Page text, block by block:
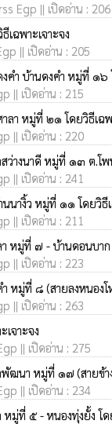
Egp || เปิดอ่าน : 206
เฉพาะเจาะจง
|| เปิดอ่าน : 205
คำ บ้านดงคำ หมู่ที่ ๑๖
|| เปิดอ่าน : 215
ลา หมู่ที่ ๒๑ โดยวิธีเฉพ
|| เปิดอ่าน : 220
ว่างนาดี หมู่ที่ ๑๓ ต.โ
|| เปิดอ่าน : 241
นางิ้ว หมู่ที่ ๑๑ โดยวิธี
|| เปิดอ่าน : 211
า หมู่ที่ ๗ - บ้านดอนบ
|| เปิดอ่าน : 223
หมู่ที่ ๘ (สายลงหนองโ
|| เปิดอ่าน : 263
เจาะจง
|| เปิดอ่าน : 275
พัฒนา หมู่ที่ ๑๗ (สายข้
|| เปิดอ่าน : 234
หมู่ที่ ๕ - หนองทุ่งยั้ง โด